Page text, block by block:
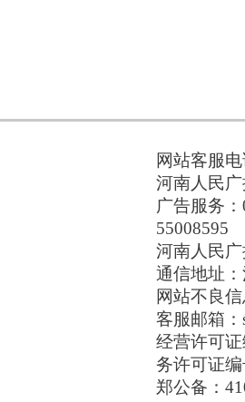
网站客服
河南人民
广告服务
55008595
河南人民
通信地址：
网站不良
客服邮箱：
经营许可
务许可证
郑公备：